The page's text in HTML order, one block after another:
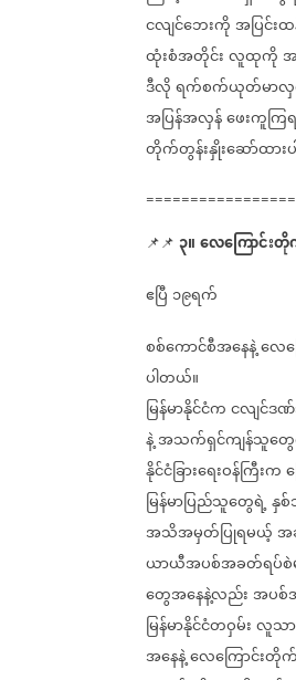
ငလျင်ဘေးကိုအပြင်း
ထုံးစံအတိုင်းလူထုကို
ဒီလိုရက်စက်ယုတ်မာ
အပြန်အလှန်ဖေးကူကြ
တိုက်တွန်းနှိုးဆော်ထား
📌📌 ၃။လေကြောင်း
ဧပြီ ၁၉ရက်
စစ်ကောင်စီအနေနဲ့လေ
ပါတယ်။
မြန်မာနိုင်ငံကငလျင်ဒ
နဲ့အသက်ရှင်ကျန်သူတွ
နိုင်ငံခြားရေးဝန်ကြီးက
မြန်မာပြည်သူတွေရဲ့နှ
အသိအမှတ်ပြုရမယ့်အ
ယာယီအပစ်အခတ်ရပ်
တွေအနေနဲ့လည်းအပစ်
မြန်မာနိုင်ငံတဝှမ်းလူသာ
အနေနဲ့လေကြောင်း